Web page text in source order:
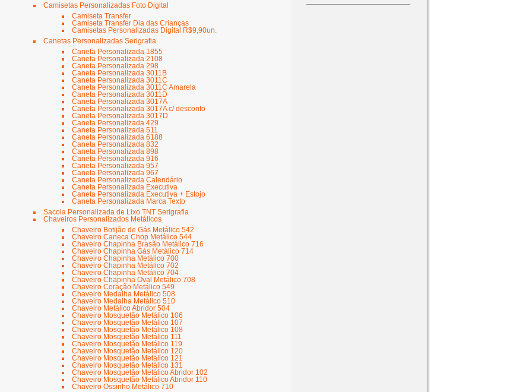
Camisetas Personalizadas Foto Digital
Camiseta Transfer
Camiseta Transfer Dia das Crianças
Camisetas Personalizadas Digital R$9,90un.
Canetas Personalizadas Serigrafia
Caneta Personalizada 1855
Caneta Personalizada 2108
Caneta Personalizada 298
Caneta Personalizada 3011B
Caneta Personalizada 3011C
Caneta Personalizada 3011C Amarela
Caneta Personalizada 3011D
Caneta Personalizada 3017A
Caneta Personalizada 3017A c/ desconto
Caneta Personalizada 3017D
Caneta Personalizada 429
Caneta Personalizada 511
Caneta Personalizada 6188
Caneta Personalizada 832
Caneta Personalizada 898
Caneta Personalizada 916
Caneta Personalizada 957
Caneta Personalizada 967
Caneta Personalizada Calendário
Caneta Personalizada Executiva
Caneta Personalizada Executiva + Estojo
Caneta Personalizada Marca Texto
Sacola Personalizada de Lixo TNT Serigrafia
Chaveiros Personalizados Metálicos
Chaveiro Botijão de Gás Metálico 542
Chaveiro Caneca Chop Metálico 544
Chaveiro Chapinha Brasão Metálico 716
Chaveiro Chapinha Gás Metálico 714
Chaveiro Chapinha Metálico 700
Chaveiro Chapinha Metálico 702
Chaveiro Chapinha Metálico 704
Chaveiro Chapinha Oval Metálico 708
Chaveiro Coração Metálico 549
Chaveiro Medalha Metálico 508
Chaveiro Medalha Metálico 510
Chaveiro Metálico Abridor 504
Chaveiro Mosquetão Metálico 106
Chaveiro Mosquetão Metálico 107
Chaveiro Mosquetão Metálico 108
Chaveiro Mosquetão Metálico 111
Chaveiro Mosquetão Metálico 119
Chaveiro Mosquetão Metálico 120
Chaveiro Mosquetão Metálico 121
Chaveiro Mosquetão Metálico 131
Chaveiro Mosquetão Metálico Abridor 102
Chaveiro Mosquetão Metálico Abridor 110
Chaveiro Ossinho Metálico 710